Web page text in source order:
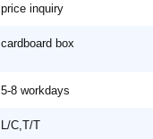
price inquiry
cardboard box
5-8 workdays
L/C,T/T